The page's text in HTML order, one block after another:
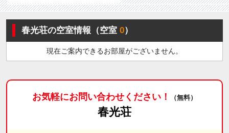
春光荘の空室情報（空室0）
現在ご案内できるお部屋がございません。
お気軽にお問い合わせください！ （無料）
春光荘